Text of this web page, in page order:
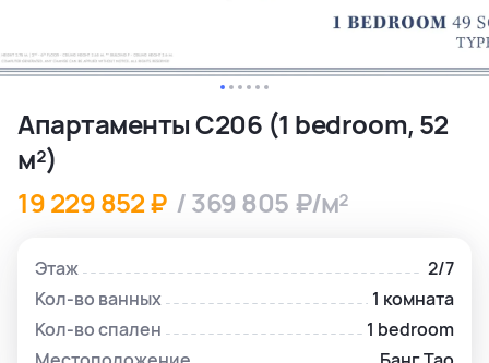
Апартаменты C206 (1 bedroom, 52
м²)
19 229 852 ₽ / 369 805 ₽/м²
Этаж
2/7
Кол-во ванных
1 комната
Кол-во спален
1 bedroom